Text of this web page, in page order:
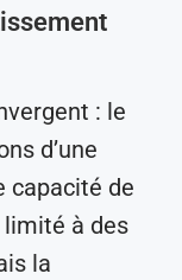
: le
d’une
capacité de
à des
la